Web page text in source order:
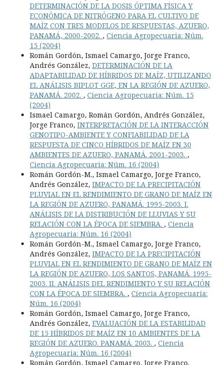
DETERMINACIÓN DE LA DOSIS ÓPTIMA FÍSICA Y
ECONÓMICA DE NITRÓGENO PARA EL CULTIVO DE
MAÍZ CON TRES MODELOS DE RESPUESTAS, AZUERO,
PANAMÁ, 2000-2002. , Ciencia Agropecuaria: Núm.
15 (2004)
Román Gordón, Ismael Camargo, Jorge Franco,
Andrés González, DETERMINACIÓN DE LA
ADAPTABILIDAD DE HÍBRIDOS DE MAÍZ, UTILIZANDO
EL ANÁLISIS BIPLOT GGE, EN LA REGIÓN DE AZUERO,
PANAMÁ. 2002. , Ciencia Agropecuaria: Núm. 15
(2004)
Ismael Camargo, Román Gordón, Andrés González,
Jorge Franco, INTERPRETACIÓN DE LA INTERACCIÓN
GENOTIPO-AMBIENTE Y CONFIABILIDAD DE LA
RESPUESTA DE CINCO HÍBRIDOS DE MAÍZ EN 30
AMBIENTES DE AZUERO, PANAMÁ. 2001-2003. ,
Ciencia Agropecuaria: Núm. 16 (2004)
Román Gordón-M., Ismael Camargo, Jorge Franco,
Andrés González, IMPACTO DE LA PRECIPITACIÓN
PLUVIAL EN EL RENDIMIENTO DE GRANO DE MAÍZ EN
LA REGIÓN DE AZUERO, PANAMÁ. 1995-2003. I.
ANÁLISIS DE LA DISTRIBUCIÓN DE LLUVIAS Y SU
RELACIÓN CON LA ÉPOCA DE SIEMBRA. , Ciencia
Agropecuaria: Núm. 16 (2004)
Román Gordón-M., Ismael Camargo, Jorge Franco,
Andrés González, IMPACTO DE LA PRECIPITACIÓN
PLUVIAL EN EL RENDIMIENTO DE GRANO DE MAÍZ EN
LA REGIÓN DE AZUERO, LOS SANTOS, PANAMÁ. 1995-
2003. II. ANÁLISIS DEL RENDIMIENTO Y SU RELACIÓN
CON LA ÉPOCA DE SIEMBRA. , Ciencia Agropecuaria:
Núm. 16 (2004)
Román Gordón, Ismael Camargo, Jorge Franco,
Andrés González, EVALUACIÓN DE LA ESTABILIDAD
DE 15 HÍBRIDOS DE MAÍZ EN 10 AMBIENTES DE LA
REGIÓN DE AZUERO. PANAMÁ. 2003. , Ciencia
Agropecuaria: Núm. 16 (2004)
Román Gordón, Ismael Camargo, Jorge Franco,